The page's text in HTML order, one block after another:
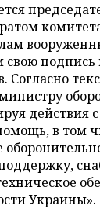
подпись
Согласно
действия
в том
Украины».